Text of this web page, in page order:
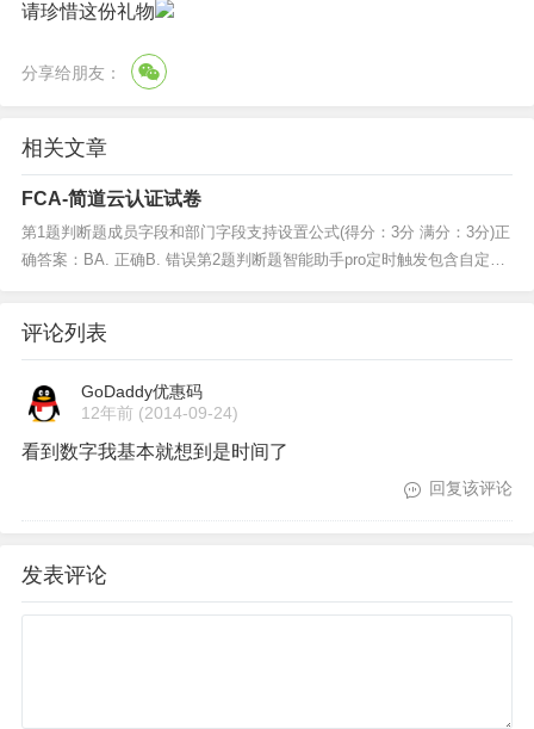
请珍惜这份礼物
分享给朋友：
相关文章
FCA-简道云认证试卷
第1题判断题成员字段和部门字段支持设置公式(得分：3分 满分：3分)正
确答案：BA. 正确B. 错误第2题判断题智能助手pro定时触发包含自定义
评论列表
GoDaddy优惠码
12年前 (2014-09-24)
看到数字我基本就想到是时间了
回复该评论
发表评论